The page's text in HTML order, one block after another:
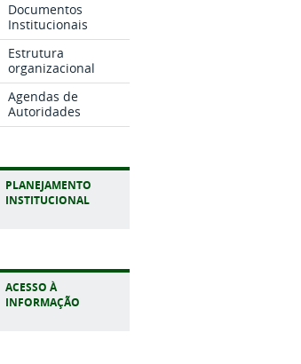
Documentos
Institucionais
Estrutura
organizacional
Agendas de
Autoridades
PLANEJAMENTO
INSTITUCIONAL
ACESSO À
INFORMAÇÃO